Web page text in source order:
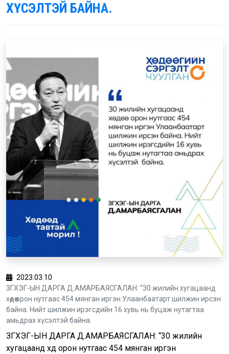
ХҮСЭЛТЭЙ БАЙНА.
2023.03.10
ЗГХЭГ-ЫН ДАРГА Д.АМАРБАЯСГАЛАН: “30 жилийн хугацаанд
хөдөө орон нутгаас 454 мянган иргэн Улаанбаатарт шилжин ирсэн
байна. Нийт шилжин ирэгсдийн 16 хувь нь буцаж нутагтаа
амьдрах хүсэлтэй байна.
ЗГХЭГ-ЫН ДАРГА Д.АМАРБАЯСГАЛАН: “30 жилийн
хугацаанд хөдөө орон нутгаас 454 мянган иргэн